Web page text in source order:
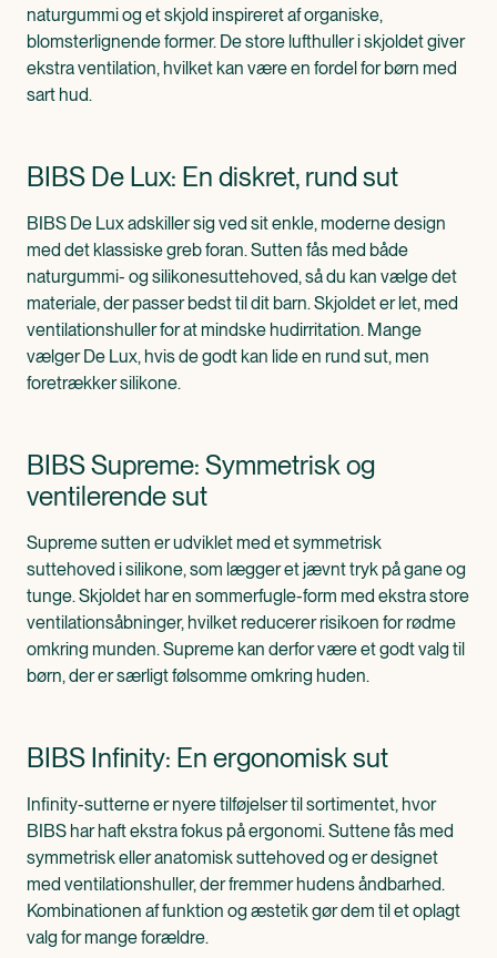
naturgummi og et skjold inspireret af organiske,
blomsterlignende former. De store lufthuller i skjoldet giver
ekstra ventilation, hvilket kan være en fordel for børn med
sart hud.
BIBS De Lux: En diskret, rund sut
BIBS De Lux adskiller sig ved sit enkle, moderne design
med det klassiske greb foran. Sutten fås med både
naturgummi- og silikonesuttehoved, så du kan vælge det
materiale, der passer bedst til dit barn. Skjoldet er let, med
ventilationshuller for at mindske hudirritation. Mange
vælger De Lux, hvis de godt kan lide en rund sut, men
foretrækker silikone.
BIBS Supreme: Symmetrisk og
ventilerende sut
Supreme sutten er udviklet med et symmetrisk
suttehoved i silikone, som lægger et jævnt tryk på gane og
tunge. Skjoldet har en sommerfugle-form med ekstra store
ventilationsåbninger, hvilket reducerer risikoen for rødme
omkring munden. Supreme kan derfor være et godt valg til
børn, der er særligt følsomme omkring huden.
BIBS Infinity: En ergonomisk sut
Infinity-sutterne er nyere tilføjelser til sortimentet, hvor
BIBS har haft ekstra fokus på ergonomi. Suttene fås med
symmetrisk eller anatomisk suttehoved og er designet
med ventilationshuller, der fremmer hudens åndbarhed.
Kombinationen af funktion og æstetik gør dem til et oplagt
valg for mange forældre.